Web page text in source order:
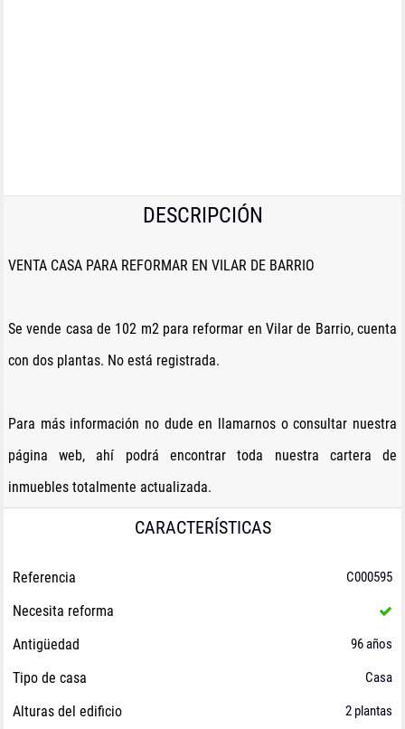
DESCRIPCIÓN
VENTA CASA PARA REFORMAR EN VILAR DE BARRIO
Se vende casa de 102 m2 para reformar en Vilar de Barrio, cuenta
con dos plantas. No está registrada.
Para más información no dude en llamarnos o consultar nuestra
página web, ahí podrá encontrar toda nuestra cartera de
inmuebles totalmente actualizada.
CARACTERÍSTICAS
Referencia C000595
Necesita reforma
Antigüedad
96 años
Tipo de casa Casa
Alturas del edificio 2 plantas